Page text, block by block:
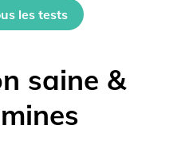
les tests
saine &